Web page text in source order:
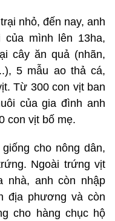
nhỏ, đến nay, anh
mình lên 13ha,
cây ăn quả (nhãn,
5 mẫu ao thả cá,
Từ 300 con vịt ban
của gia đình anh
con vịt bố mẹ.
cho nông dân,
Ngoài trứng vịt
nhà, anh còn nhập
địa phương và còn
cho hàng chục hộ